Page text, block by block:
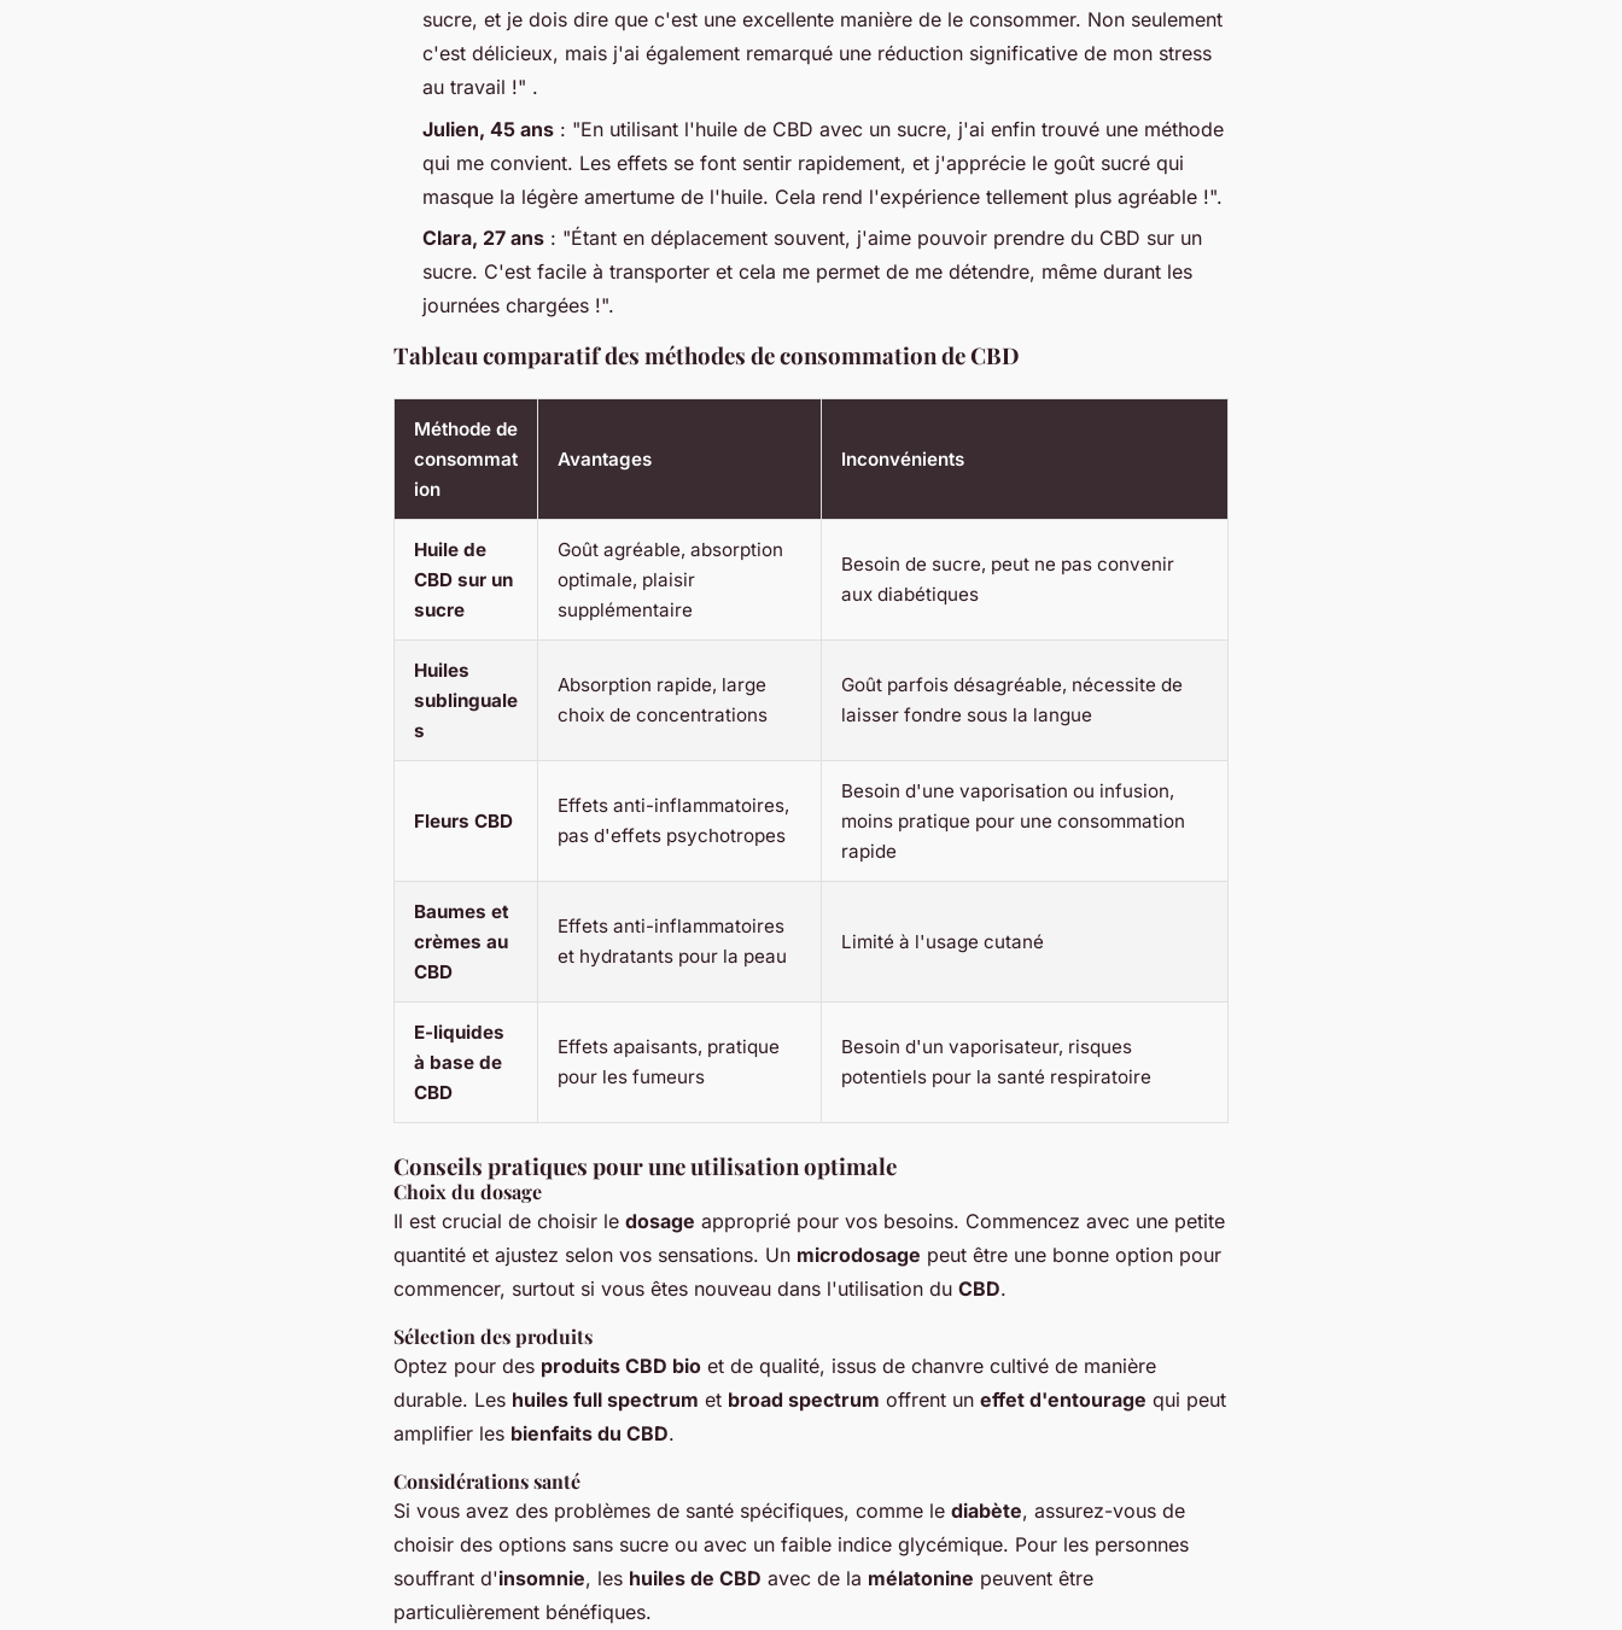
sucre, et je dois dire que c'est une excellente manière de le consommer. Non seulement
c'est délicieux, mais j'ai également remarqué une réduction significative de mon stress
au travail !" .
Julien, 45 ans : "En utilisant l'huile de CBD avec un sucre, j'ai enfin trouvé une méthode
qui me convient. Les effets se font sentir rapidement, et j'apprécie le goût sucré qui
masque la légère amertume de l'huile. Cela rend l'expérience tellement plus agréable !".
Clara, 27 ans : "Étant en déplacement souvent, j'aime pouvoir prendre du CBD sur un
sucre. C'est facile à transporter et cela me permet de me détendre, même durant les
journées chargées !".
Tableau comparatif des méthodes de consommation de CBD
Méthode de
consommat
ion
Avantages Inconvénients
Huile de
CBD sur un
sucre
Goût agréable, absorption
optimale, plaisir
supplémentaire
Besoin de sucre, peut ne pas convenir
aux diabétiques
Huiles
sublinguale
s
Absorption rapide, large
choix de concentrations
Goût parfois désagréable, nécessite de
laisser fondre sous la langue
Fleurs CBD
Effets anti-inflammatoires,
pas d'effets psychotropes
Besoin d'une vaporisation ou infusion,
moins pratique pour une consommation
rapide
Baumes et
crèmes au
CBD
Effets anti-inflammatoires
et hydratants pour la peau
Limité à l'usage cutané
E-liquides
à base de
CBD
Effets apaisants, pratique
pour les fumeurs
Besoin d'un vaporisateur, risques
potentiels pour la santé respiratoire
Conseils pratiques pour une utilisation optimale
Choix du dosage
Il est crucial de choisir le dosage approprié pour vos besoins. Commencez avec une petite
quantité et ajustez selon vos sensations. Un microdosage peut être une bonne option pour
commencer, surtout si vous êtes nouveau dans l'utilisation du CBD.
Sélection des produits
Optez pour des produits CBD bio et de qualité, issus de chanvre cultivé de manière
durable. Les huiles full spectrum et broad spectrum offrent un effet d'entourage qui peut
amplifier les bienfaits du CBD.
Considérations santé
Si vous avez des problèmes de santé spécifiques, comme le diabète, assurez-vous de
choisir des options sans sucre ou avec un faible indice glycémique. Pour les personnes
souffrant d'insomnie, les huiles de CBD avec de la mélatonine peuvent être
particulièrement bénéfiques.